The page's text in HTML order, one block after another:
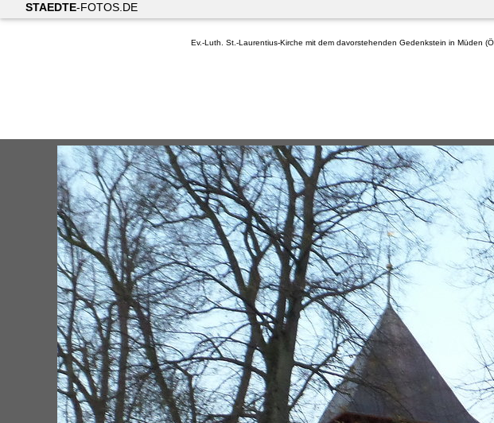
STAEDTE-FOTOS.DE
Ev.-Luth. St.-Laurentius-Kirche mit dem davorstehenden Gedenkstein in Müden